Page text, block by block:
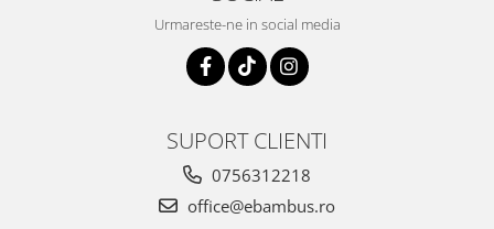
Urmareste-ne in social media
SUPORT CLIENTI
0756312218
office@ebambus.ro